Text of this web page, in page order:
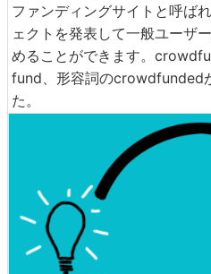
ファンディングサイトと呼ば
ェクトを発表して一般ユーザ
めることができます。
fund、形容詞のcrowdfunded
た。